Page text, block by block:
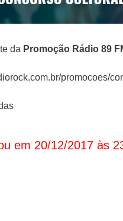
da Promoção Rádio 89
promocoes/
em 20/12/2017 às